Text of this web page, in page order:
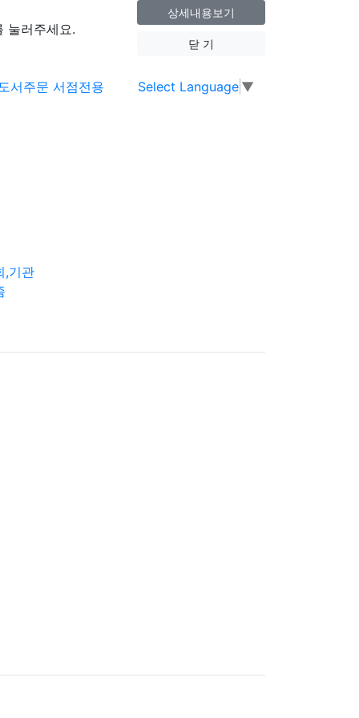
눌러주세요.
상세내용보기
닫 기
Select Language ▼
,기관